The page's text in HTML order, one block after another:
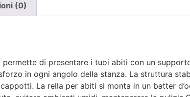
(0)
di presentare i tuoi abiti con un
in ogni angolo della stanza. La struttura
La rella per abiti si monta in un batter